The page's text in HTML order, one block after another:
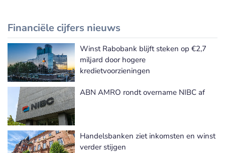
Financiële cijfers nieuws
Meer Financiële cijfers nieuws
Winst Rabobank blijft steken op €2,7
miljard door hogere
kredietvoorzieningen
ABN AMRO rondt overname NIBC af
Handelsbanken ziet inkomsten en winst
verder stijgen